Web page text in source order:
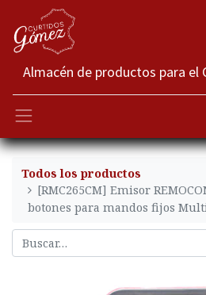
Almacén de productos para el
Todos los productos
[RMC265CM] Emisor
botones para mandos fijos